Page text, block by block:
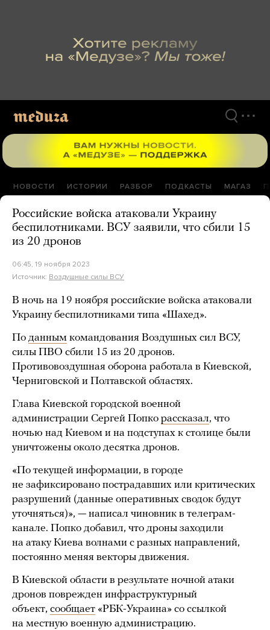
НОВОСТИ ИСТОРИИ РАЗБОР ПОДКАСТЫ МАГАЗ
Российские войска атаковали Украину
беспилотниками. ВСУ заявили, что сбили 15
из 20 дронов
06:45, 19 ноября 2023
Источник: Воздушные силы ВСУ
В ночь на 19 ноября российские войска атаковали
Украину беспилотниками типа «Шахед».
По данным командования Воздушных сил ВСУ,
силы ПВО сбили 15 из 20 дронов.
Противовоздушная оборона работала в Киевской,
Черниговской и Полтавской областях.
Глава Киевской городской военной
администрации Сергей Попко рассказал, что
ночью над Киевом и на подступах к столице были
уничтожены около десятка дронов.
«По текущей информации, в городе
не зафиксировано пострадавших или критических
разрушений (данные оперативных сводок будут
уточняться)», — написал чиновник в телеграм-
канале. Попко добавил, что дроны заходили
на атаку Киева волнами с разных направлений,
постоянно меняя векторы движения.
В Киевской области в результате ночной атаки
дронов поврежден инфраструктурный
объект, сообщает «РБК-Украина» со ссылкой
на местную военную администрацию.